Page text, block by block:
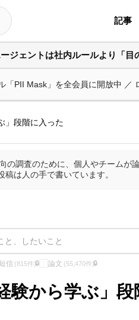
記事
ジェントは社内ルールより「目
「PII Mask」を全会員に開放中 ／
」段階に入った
の調査のために、個人やチームが
は人の手で書いています。
短信 (815件)🔒 論文 (55,470件)🔒
験から学ぶ」段